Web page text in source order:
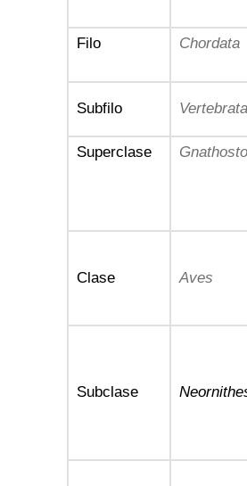
Filo Chordata
Subfilo Vertebrata
Superclase
Clase Aves
Subclase